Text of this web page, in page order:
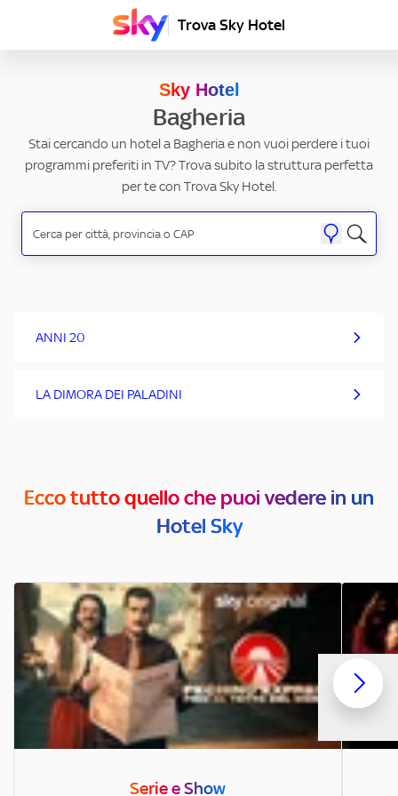
Trova Sky Hotel
Sky Hotel
Bagheria
Stai cercando un hotel a Bagheria e non vuoi perdere i tuoi
programmi preferiti in TV? Trova subito la struttura perfetta
per te con Trova Sky Hotel.
ANNI 20
LA DIMORA DEI PALADINI
Ecco tutto quello che puoi vedere in un
Hotel Sky
Serie e Show